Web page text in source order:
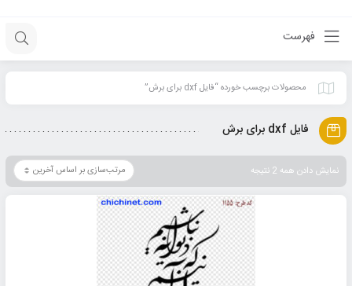
فهرست
محصولات برچسب خورده “فایل dxf برای برش”
فایل dxf برای برش
نمایش دادن همه 2 نتیجه